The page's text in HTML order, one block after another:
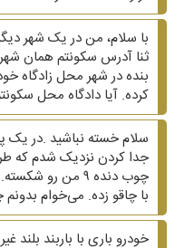
با سلام، من در یک شهر
ثنا آدرس سکونتم همان
بنده در شهر محل زادگاه
کرده. آیا دادگاه محل
سلام خسته نباشید .در یک
جدا کردن نزدیک شدم که
چوب دنده ۹ من
با چاقو زده. می‌خوام بدونم
خودرو باری با باربند بلند